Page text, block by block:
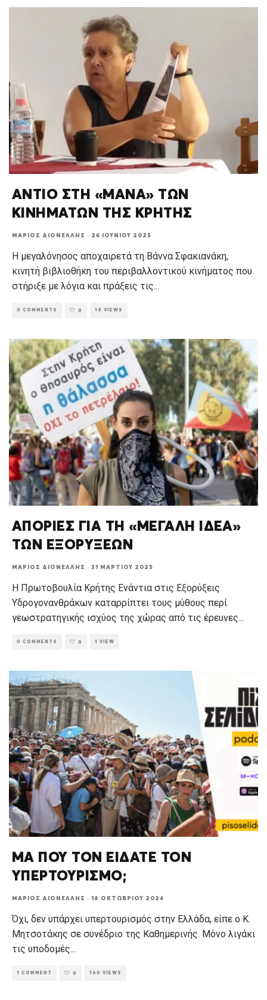
ΑΝΤΙΟ ΣΤΗ «ΜΑΝΑ» ΤΩΝ
ΚΙΝΗΜΑΤΩΝ ΤΗΣ ΚΡΗΤΗΣ
ΜΆΡΙΟΣ ΔΙΟΝΈΛΛΗΣ · 26 ΙΟΥΝΊΟΥ 2025
Η μεγαλόνησος αποχαιρετά τη Βάννα Σφακιανάκη,
κινητή βιβλιοθήκη του περιβαλλοντικού κινήματος που
στήριξε με λόγια και πράξεις τις...
0 COMMENTS 0 18 VIEWS
ΑΠΟΡΙΕΣ ΓΙΑ ΤΗ «ΜΕΓΑΛΗ ΙΔΕΑ»
ΤΩΝ ΕΞΟΡΥΞΕΩΝ
ΜΆΡΙΟΣ ΔΙΟΝΈΛΛΗΣ · 31 ΜΑΡΤΊΟΥ 2025
Η Πρωτοβουλία Κρήτης Ενάντια στις Εξορύξεις
Υδρογονανθράκων καταρρίπτει τους μύθους περί
γεωστρατηγικής ισχύος της χώρας από τις έρευνες...
0 COMMENTS 0 1 VIEW
ΜΑ ΠΟΥ ΤΟΝ ΕΙΔΑΤΕ ΤΟΝ
ΥΠΕΡΤΟΥΡΙΣΜΟ;
ΜΆΡΙΟΣ ΔΙΟΝΈΛΛΗΣ · 18 ΟΚΤΩΒΡΊΟΥ 2024
Όχι, δεν υπάρχει υπερτουρισμός στην Ελλάδα, είπε ο Κ.
Μητσοτάκης σε συνέδριο της Καθημερινής. Μόνο λιγάκι
τις υποδομές...
1 COMMENT 0 160 VIEWS